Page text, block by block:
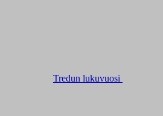
Tredun lukuvuosi